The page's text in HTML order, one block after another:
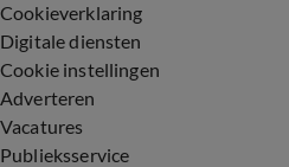
Cookieverklaring
Digitale diensten
Cookie instellingen
Adverteren
Vacatures
Publieksservice